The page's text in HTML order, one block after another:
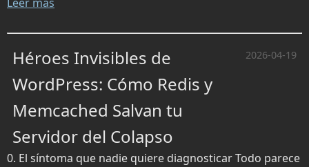
Héroes Invisibles de
WordPress: Cómo Redis y
Memcached Salvan tu
Servidor del Colapso
2026-04-19
0. El síntoma que nadie quiere diagnosticar Todo parece